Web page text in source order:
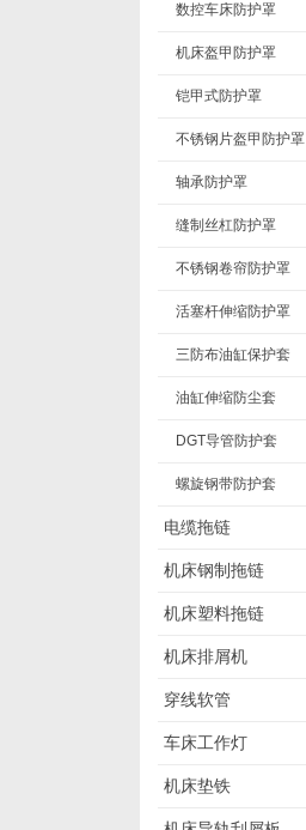
数控车床防护罩
机床盔甲防护罩
铠甲式防护罩
不锈钢片盔甲防护罩
轴承防护罩
缝制丝杠防护罩
不锈钢卷帘防护罩
活塞杆伸缩防护罩
三防布油缸保护套
油缸伸缩防尘套
DGT导管防护套
螺旋钢带防护套
电缆拖链
机床钢制拖链
机床塑料拖链
机床排屑机
穿线软管
车床工作灯
机床垫铁